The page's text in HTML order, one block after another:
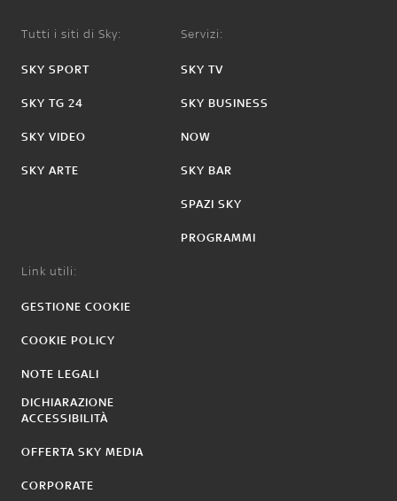
Tutti i siti di Sky:
SKY SPORT
SKY TG 24
SKY VIDEO
SKY ARTE
Servizi:
SKY TV
SKY BUSINESS
NOW
SKY BAR
SPAZI SKY
PROGRAMMI
Link utili:
GESTIONE COOKIE
COOKIE POLICY
NOTE LEGALI
DICHIARAZIONE
ACCESSIBILITÀ
OFFERTA SKY MEDIA
CORPORATE